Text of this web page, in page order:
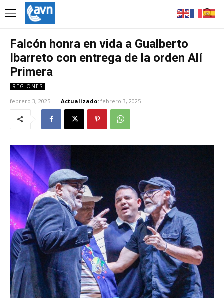
Falcón honra en vida a Gualberto
Ibarreto con entrega de la orden Alí
Primera
REGIONES
febrero 3, 2025 Actualizado: febrero 3, 2025